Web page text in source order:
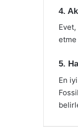
4.
5.
En